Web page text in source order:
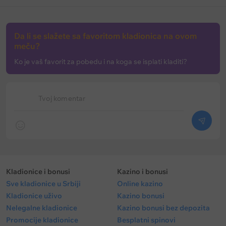
Tvoj komentar
Da li se slažete sa favoritom kladionica na ovom
meču?
Ko je vaš favorit za pobedu i na koga se isplati kladiti?
Kladionice i bonusi
Sve kladionice u Srbiji
Kladionice uživo
Nelegalne kladionice
Promocije kladionice
Kazino i bonusi
Online kazino
Kazino bonusi
Kazino bonusi bez depozita
Besplatni spinovi